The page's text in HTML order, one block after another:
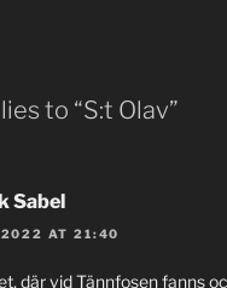
to “S:t Olav”
Sabel
AT 21:40
där vid Tännfosen fanns